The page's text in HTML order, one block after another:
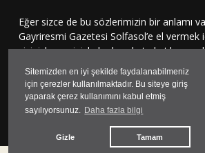
Sitemizden en iyi şekilde faydalanabilmeniz
için çerezler kullanılmaktadır. Bu siteye giriş
yaparak çerez kullanımını kabul etmiş
sayılıyorsunuz. Daha fazla bilgi
Gizle Tamam
Eğer sizce de bu sözlerimizin bir anlamı
Gayriresmi Gazetesi Solfasol’e el vermek
çizinizle, sesinizle bu harekete katılmaya,
Solfasol.tv © 2024 Her hakkı Saklıdır |